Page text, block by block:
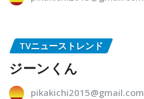
TVニューストレンド
ジーンくん
pikakichi2015@gmail.com